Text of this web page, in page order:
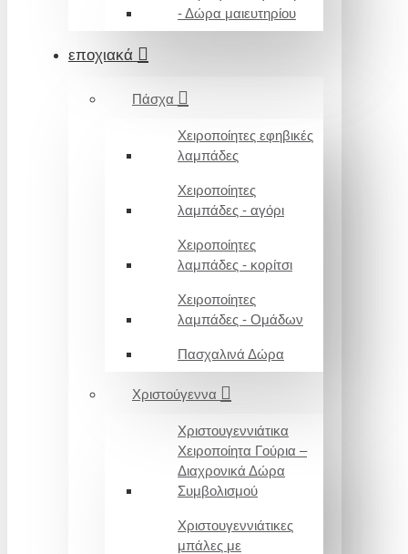
- Δώρα μαιευτηρίου
εποχιακά
Πάσχα
Χειροποίητες εφηβικές
λαμπάδες
Χειροποίητες
λαμπάδες - αγόρι
Χειροποίητες
λαμπάδες - κορίτσι
Χειροποίητες
λαμπάδες - Ομάδων
Πασχαλινά Δώρα
Χριστούγεννα
Χριστουγεννιάτικα
Χειροποίητα Γούρια –
Διαχρονικά Δώρα
Συμβολισμού
Χριστουγεννιάτικες
μπάλες με